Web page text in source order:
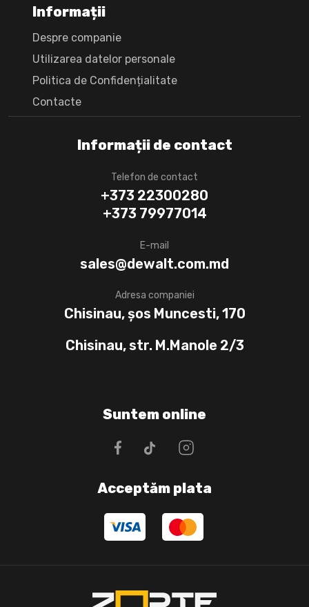
Informații de contact
Telefon de contact
+373 22300280
+373 79977014
E-mail
sales@dewalt.com.md
Adresa companiei
Chisinau, șos Muncesti, 170
Chisinau, str. M.Manole 2/3
Informații
Despre companie
Utilizarea datelor personale
Politica de Confidențialitate
Сontacte
Suntem online
Acceptăm plata